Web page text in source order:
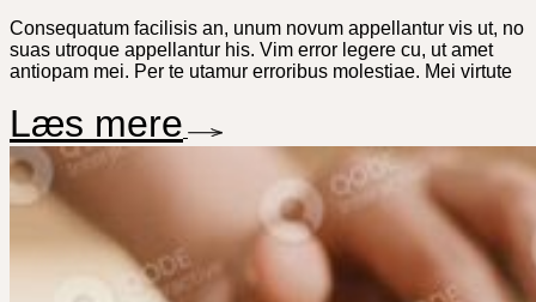
Consequatum facilisis an, unum novum appellantur vis ut, no
suas utroque appellantur his. Vim error legere cu, ut amet
antiopam mei. Per te utamur erroribus molestiae. Mei virtute
Læs mere